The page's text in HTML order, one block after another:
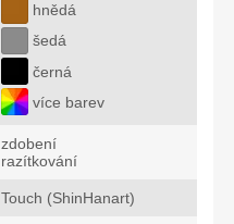
hnědá
šedá
černá
více barev
zdobení
razítkování
Touch (ShinHanart)